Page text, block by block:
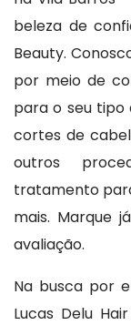
beleza de
Beauty.
por meio de
para o seu tipo
cortes de
outros
tratamento
mais. Marque
avaliação.
Na busca por
Lucas Delu